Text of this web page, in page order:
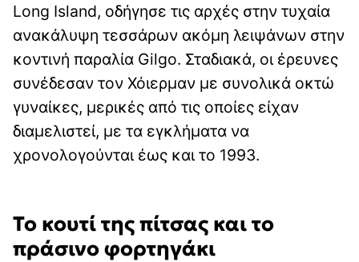
Long Island, οδήγησε τις αρχές στην τυχαία
ανακάλυψη τεσσάρων ακόμη λειψάνων στην
κοντινή παραλία Gilgo. Σταδιακά, οι έρευνες
συνέδεσαν τον Χόιερμαν με συνολικά οκτώ
γυναίκες, μερικές από τις οποίες είχαν
διαμελιστεί, με τα εγκλήματα να
χρονολογούνται έως και το 1993.
Το κουτί της πίτσας και το
πράσινο φορτηγάκι